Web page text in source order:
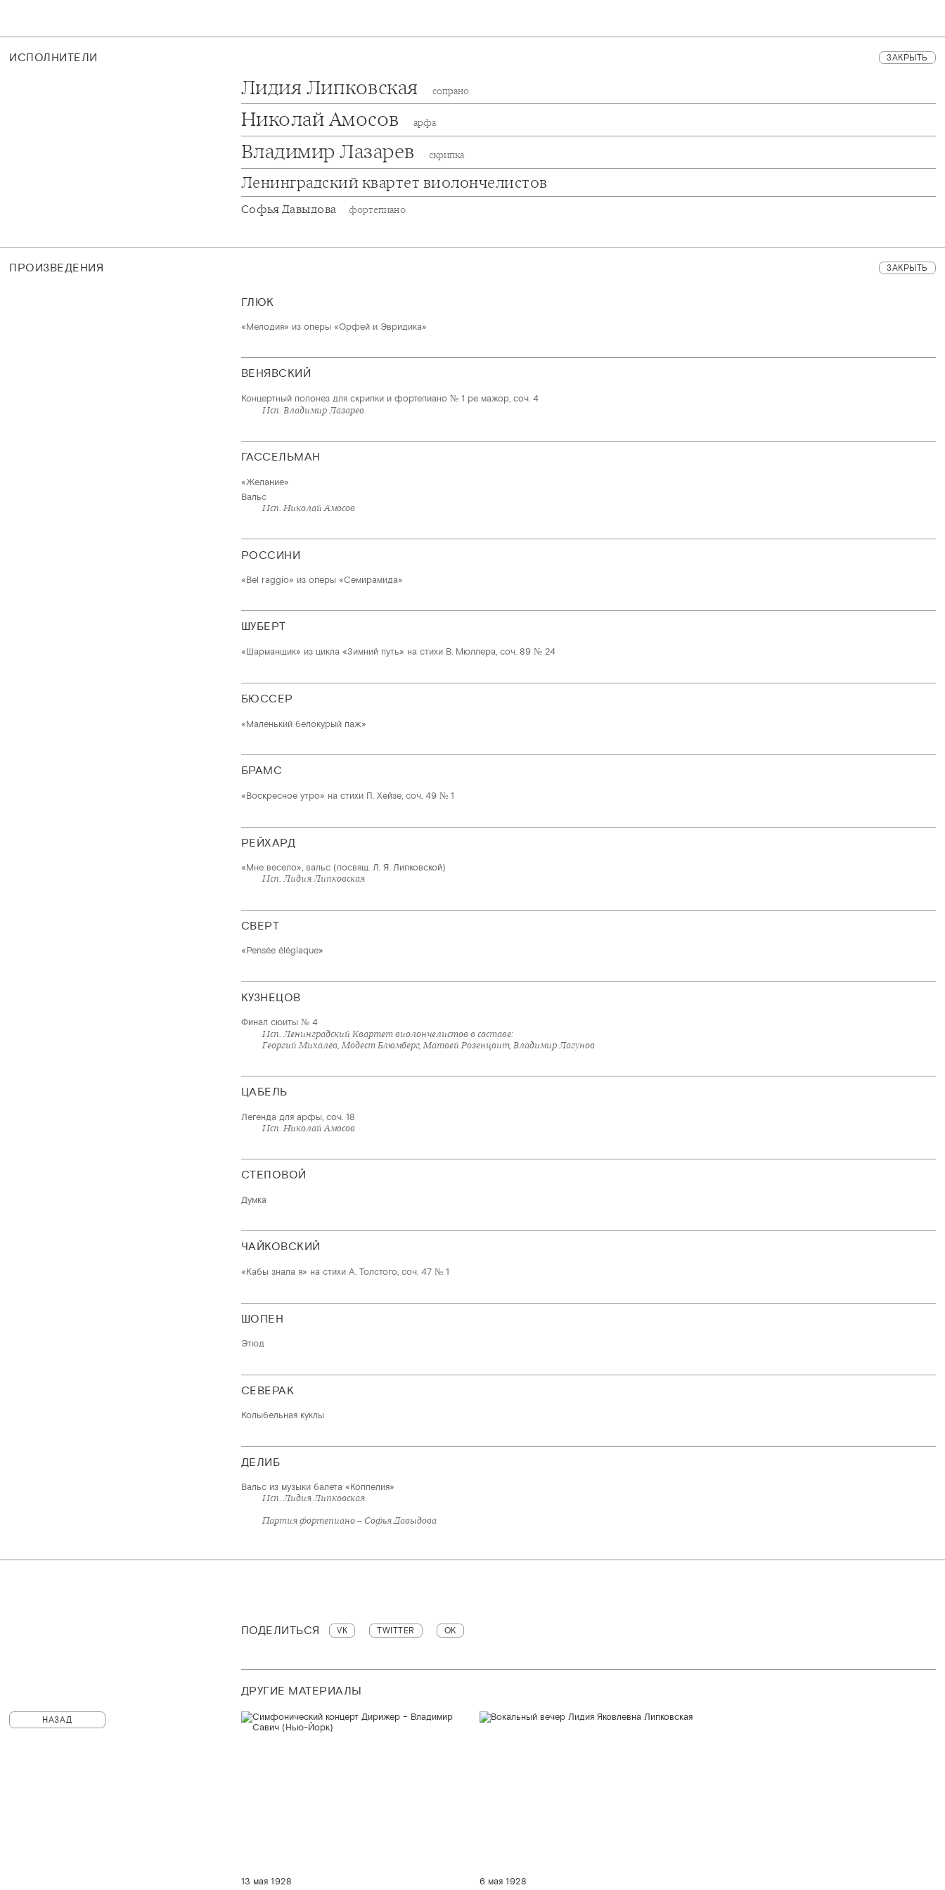
ИСПОЛНИТЕЛИ ЗАКРЫТЬ
Лидия Липковская сопрано
Николай Амосов арфа
Владимир Лазарев скрипка
Ленинградский квартет виолончелистов
Софья Давыдова фортепиано
ПРОИЗВЕДЕНИЯ ЗАКРЫТЬ
ГЛЮК
«Мелодия» из оперы «Орфей и Эвридика»
ВЕНЯВСКИЙ
Концертный полонез для скрипки и фортепиано № 1 ре мажор, соч. 4
Исп. Владимир Лазарев
ГАССЕЛЬМАН
«Желание»
Вальс
Исп. Николай Амосов
РОССИНИ
«Bel raggio» из оперы «Семирамида»
ШУБЕРТ
«Шарманщик» из цикла «Зимний путь» на стихи В. Мюллера, соч. 89 № 24
БЮССЕР
«Маленький белокурый паж»
БРАМС
«Воскресное утро» на стихи П. Хейзе, соч. 49 № 1
РЕЙХАРД
«Мне весело», вальс (посвящ. Л. Я. Липковской)
Исп. Лидия Липковская
СВЕРТ
«Pensée élégiaque»
КУЗНЕЦОВ
Финал сюиты № 4
Исп. Ленинградский Квартет виолончелистов в составе:
Георгий Михалев, Модест Блюмберг, Матвей Розенцвит, Владимир Лагунов
ЦАБЕЛЬ
Легенда для арфы, соч. 18
Исп. Николай Амосов
СТЕПОВОЙ
Думка
ЧАЙКОВСКИЙ
«Кабы знала я» на стихи А. Толстого, соч. 47 № 1
ШОПЕН
Этюд
СЕВЕРАК
Колыбельная куклы
ДЕЛИБ
Вальс из музыки балета «Коппелия»
Исп. Лидия Липковская
Партия фортепиано – Софья Давыдова
ПОДЕЛИТЬСЯ VK TWITTER OK
ДРУГИЕ МАТЕРИАЛЫ
6 мая 1928
13 мая 1928
НАЗАД